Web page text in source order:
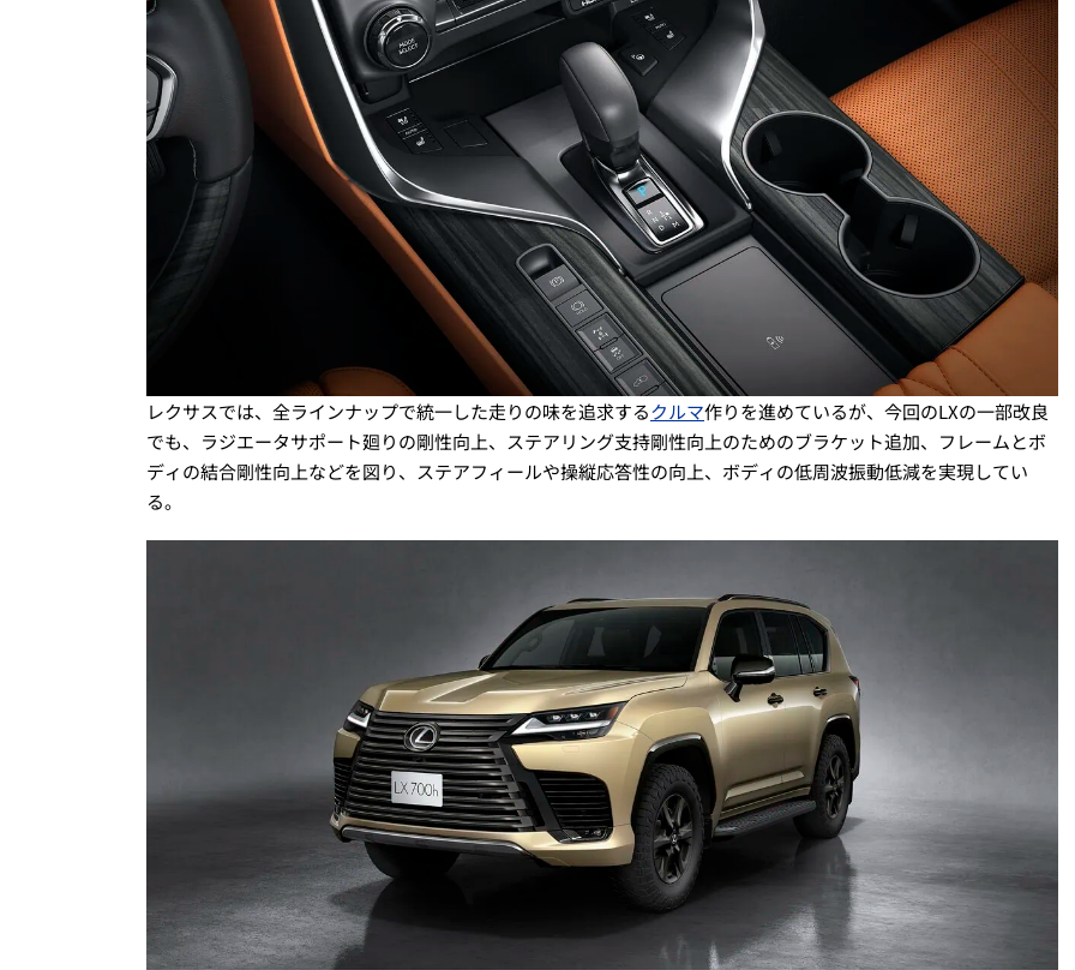
レクサスでは、全ラインナップで統一した走りの味を追求するクルマ作りを進めているが、今回のLXの一部改良
でも、ラジエータサポート廻りの剛性向上、ステアリング支持剛性向上のためのブラケット追加、フレームとボ
ディの結合剛性向上などを図り、ステアフィールや操縦応答性の向上、ボディの低周波振動低減を実現してい
る。